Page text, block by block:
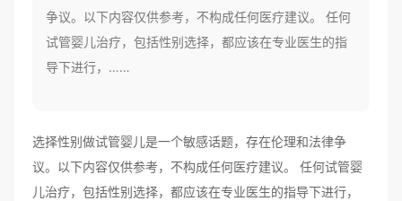
争议。以下内容仅供参考，不构成任何医疗建议。 任何
试管婴儿治疗，包括性别选择，都应该在专业医生的指
导下进行，……
选择性别做试管婴儿是一个敏感话题，存在伦理和法律争
议。以下内容仅供参考，不构成任何医疗建议。 任何试管婴
儿治疗，包括性别选择，都应该在专业医生的指导下进行，